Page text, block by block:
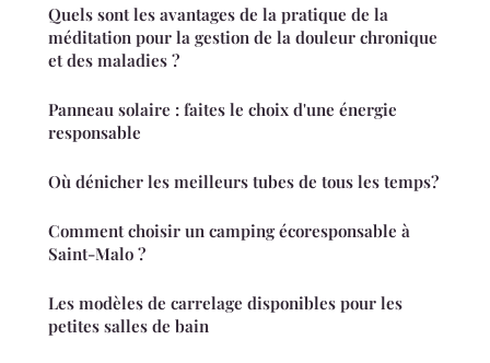
Quels sont les avantages de la pratique de la
méditation pour la gestion de la douleur chronique
et des maladies ?
Panneau solaire : faites le choix d'une énergie
responsable
Où dénicher les meilleurs tubes de tous les temps?
Comment choisir un camping écoresponsable à
Saint-Malo ?
Les modèles de carrelage disponibles pour les
petites salles de bain